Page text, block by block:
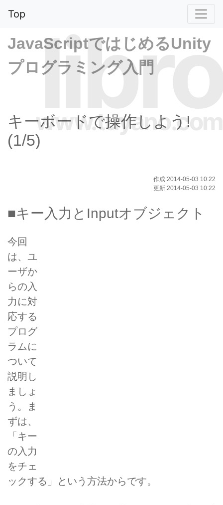
Top
libro
www.tuyano.com
JavaScriptではじめるUnity
プログラミング入門
キーボードで操作しよう!
(1/5)
作成:2014-05-03 10:22
更新:2014-05-03 10:22
■キー入力とInputオブジェクト
今回
は、ユ
ーザか
らの入
力に対
応する
プログ
ラムに
ついて
説明し
ましょ
う。ま
ずは、
「キー
の入力
をチェ
ックする」という方法からです。